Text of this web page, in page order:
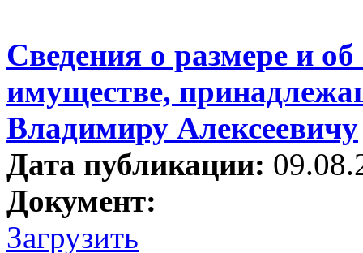
Сведения о размере и
имуществе,
Владимиру Алексеевичу
Дата публикации:
Документ:
Загрузить